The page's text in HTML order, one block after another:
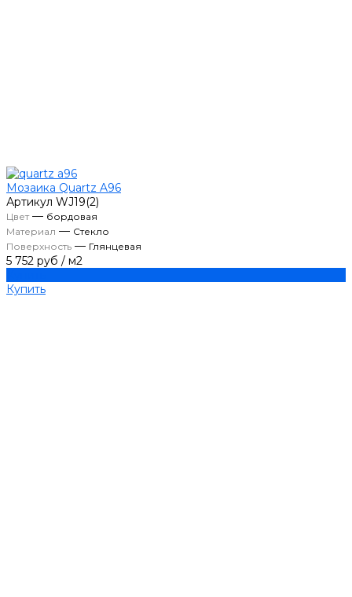
Мозаика Quartz A96
Артикул WJ19(2)
Цвет— бордовая
Материал — Стекло
Поверхность — Глянцевая
5 752 руб / м2
Купить